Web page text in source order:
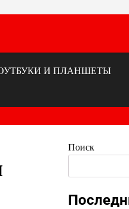
И ПЛАНШЕТЫ
Поиск